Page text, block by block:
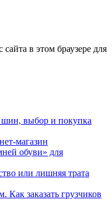
в этом браузере для
выбор и покупка
магазин
обуви» для
или лишняя трата
Как заказать грузчиков